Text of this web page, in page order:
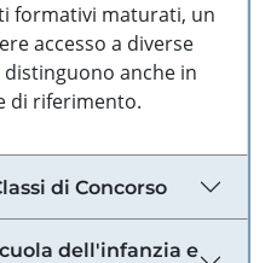
formativi maturati, un
accesso a diverse
distinguono anche in
di riferimento.
di Concorso
dell'infanzia e